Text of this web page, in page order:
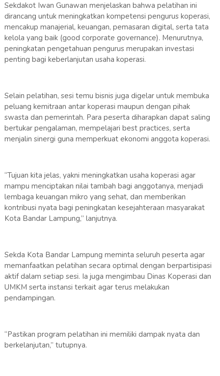
Sekdakot Iwan Gunawan menjelaskan bahwa pelatihan ini
dirancang untuk meningkatkan kompetensi pengurus koperasi,
mencakup manajerial, keuangan, pemasaran digital, serta tata
kelola yang baik (good corporate governance). Menurutnya,
peningkatan pengetahuan pengurus merupakan investasi
penting bagi keberlanjutan usaha koperasi.
Selain pelatihan, sesi temu bisnis juga digelar untuk membuka
peluang kemitraan antar koperasi maupun dengan pihak
swasta dan pemerintah. Para peserta diharapkan dapat saling
bertukar pengalaman, mempelajari best practices, serta
menjalin sinergi guna memperkuat ekonomi anggota koperasi.
“Tujuan kita jelas, yakni meningkatkan usaha koperasi agar
mampu menciptakan nilai tambah bagi anggotanya, menjadi
lembaga keuangan mikro yang sehat, dan memberikan
kontribusi nyata bagi peningkatan kesejahteraan masyarakat
Kota Bandar Lampung,” lanjutnya.
Sekda Kota Bandar Lampung meminta seluruh peserta agar
memanfaatkan pelatihan secara optimal dengan berpartisipasi
aktif dalam setiap sesi. Ia juga mengimbau Dinas Koperasi dan
UMKM serta instansi terkait agar terus melakukan
pendampingan.
“Pastikan program pelatihan ini memiliki dampak nyata dan
berkelanjutan,” tutupnya.